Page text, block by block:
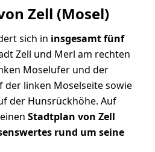
Zell (Mosel)
sich in insgesamt fünf
Zell und Merl am rechten
Moselufer und der
der linken Moselseite sowie
der Hunsrückhöhe. Auf
Stadtplan von Zell
rund um seine